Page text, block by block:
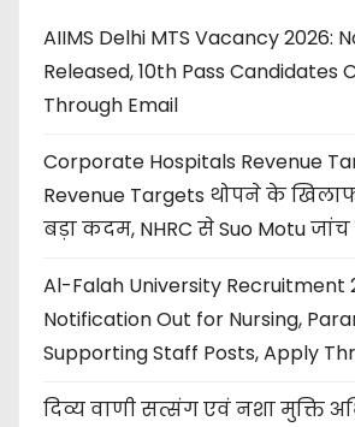
AIIMS Delhi MTS Vacancy 2026:
Released, 10th Pass Candidates
Through Email
Corporate Hospitals Revenue
Revenue Targets थोपने के
बड़ा कदम, NHRC से Suo Motu
Al-Falah University Recruitment
Notification Out for Nursing,
Supporting Staff Posts, Apply
दिव्य वाणी सत्संग एवं नशा मुक्ति